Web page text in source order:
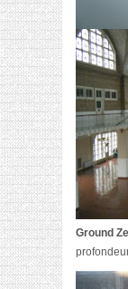
Ground